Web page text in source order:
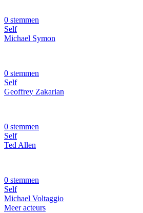
0 stemmen
Self
Michael Symon
0 stemmen
Self
Geoffrey Zakarian
0 stemmen
Self
Ted Allen
0 stemmen
Self
Michael Voltaggio
Meer acteurs